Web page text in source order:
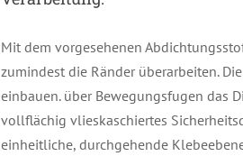
Mit dem vorgesehenen
zumindest die Ränder überarbeiten.
einbauen. über Bewegungsfugen das
vollflächig vlieskaschiertes
einheitliche, durchgehende